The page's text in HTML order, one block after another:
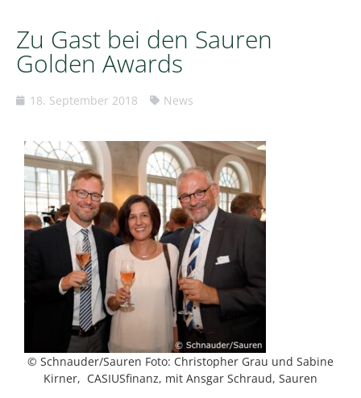
Zu Gast bei den Sauren
Golden Awards
18. September 2018 News
© Schnauder/Sauren Foto: Christopher Grau und Sabine
Kirner, CASIUSfinanz, mit Ansgar Schraud, Sauren